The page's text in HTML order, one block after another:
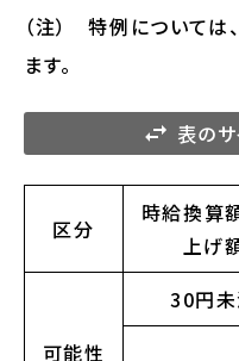
（注） 特例については
ます。
表の
区分
時給換算
上げ
可能性
30円